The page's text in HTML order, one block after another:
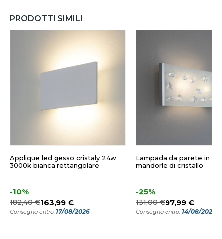
PRODOTTI SIMILI
Applique led gesso cristaly 24w
3000k bianca rettangolare
-10%
182,40 €163,99 €
Consegna entro: 17/08/2026
Lampada da parete in
mandorle di cristallo
-25%
131,00 €97,99 €
Consegna entro: 14/08/2026